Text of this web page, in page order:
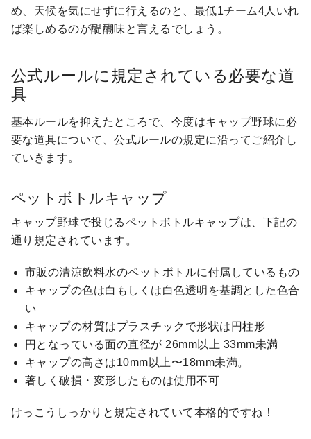
め、天候を気にせずに行えるのと、最低1チーム4人いれ
ば楽しめるのが醍醐味と言えるでしょう。
公式ルールに規定されている必要な道
具
基本ルールを抑えたところで、今度はキャップ野球に必
要な道具について、公式ルールの規定に沿ってご紹介し
ていきます。
ペットボトルキャップ
キャップ野球で投じるペットボトルキャップは、下記の
通り規定されています。
市販の清涼飲料水のペットボトルに付属しているもの
キャップの色は白もしくは白色透明を基調とした色合
い
キャップの材質はプラスチックで形状は円柱形
円となっている面の直径が 26mm以上 33mm未満
キャップの高さは10mm以上〜18mm未満。
著しく破損・変形したものは使用不可
けっこうしっかりと規定されていて本格的ですね！